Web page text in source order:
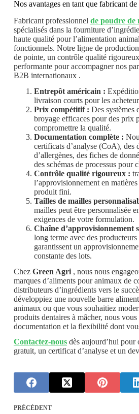
Nos avantages en tant que fabricant
Fabricant professionnel de poudre de
spécialisés dans la fourniture
haute qualité pour l’alimentation
fonctionnels. Notre ligne de
de pointe, un contrôle qualité
performante pour accompagner nos
B2B internationaux .
Entrepôt américain :
livraison courts pour les
Prix ​​compétitif : Des systèmes
broyage efficaces pour des prix
compromettre la qualité.
Documentation complète :
certificats d’analyse (CoA), des
d’allergènes, des fiches de
des schémas de processus pour
Contrôle qualité rigoureux :
l’approvisionnement en
produit fini.
Tailles de mailles
mailles peut être personnalisée
exigences de votre formulation.
Chaîne d’approvisionnement
long terme avec des
garantissent un
constante des lots.
Chez Green Agri, nous nous
marques d’aliments pour animaux de
distributeurs d’ingrédients vers le
développiez une nouvelle barre
animaux ou que vous souhaitiez
produits dentaires à mâcher, nous
documentation et la flexibilité dont
Contactez-nousdès aujourd’hui pour
gratuit, un certificat d’analyse et un
PRÉCÉDENT